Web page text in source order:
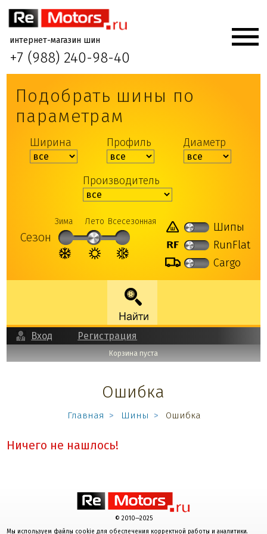
интернет-магазин шин
+7 (988) 240-98-40
Подобрать шины по
параметрам
Ширина Профиль Диаметр
Производитель
Сезон
Зима Лето Всесезонная
Шипы
RunFlat
Cargo
Вход Регистрация
Корзина пуста
Ошибка
Главная Шины Ошибка
Ничего не нашлось!
© 2010—2025
Мы используем файлы cookie для обеспечения корректной работы и аналитики.